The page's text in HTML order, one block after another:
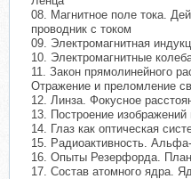
08. Магнитное поле тока.
проводник с током
09. Электромагнитная
10. Электромагнитные
11. Закон прямолинейного
Отражение и преломление
12. Линза. Фокусное
13. Построение изображений
14. Глаз как оптическая
15. Радиоактивность.
16. Опыты Резерфорда.
17. Состав атомного ядра.